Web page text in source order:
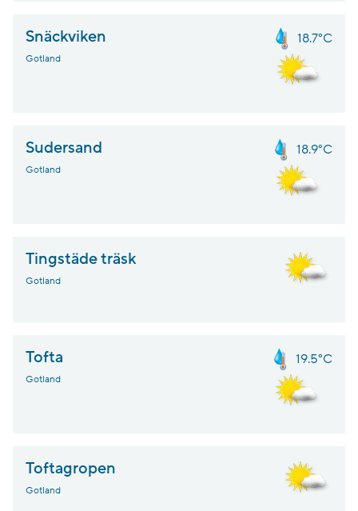
Snäckviken
Gotland
18.7°C
Sudersand
Gotland
18.9°C
Tingstäde träsk
Gotland
Tofta
Gotland
19.5°C
Toftagropen
Gotland